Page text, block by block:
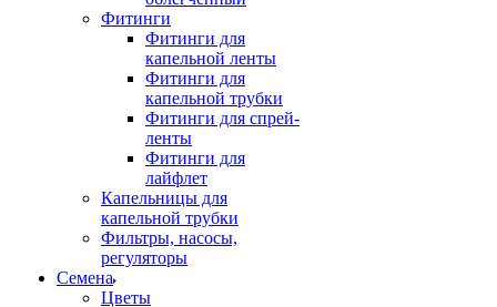
Фитинги
Фитинги для
капельной ленты
Фитинги для
капельной трубки
Фитинги для спрей-
ленты
Фитинги для
лайфлет
Капельницы для
капельной трубки
Фильтры, насосы,
регуляторы
Семена
Цветы